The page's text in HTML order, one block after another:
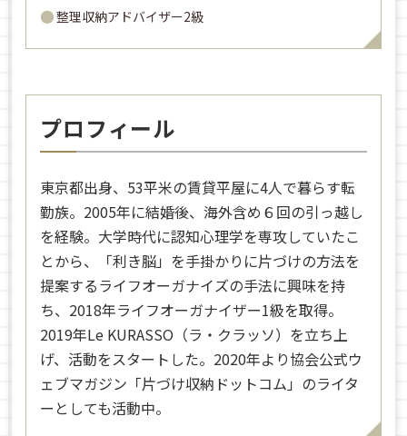
整理収納アドバイザー2級
プロフィール
東京都出身、53平米の賃貸平屋に4人で暮らす転
勤族。2005年に結婚後、海外含め６回の引っ越し
を経験。大学時代に認知心理学を専攻していたこ
とから、「利き脳」を手掛かりに片づけの方法を
提案するライフオーガナイズの手法に興味を持
ち、2018年ライフオーガナイザー1級を取得。
2019年Le KURASSO（ラ・クラッソ）を立ち上
げ、活動をスタートした。2020年より協会公式ウ
ェブマガジン「片づけ収納ドットコム」のライタ
ーとしても活動中。